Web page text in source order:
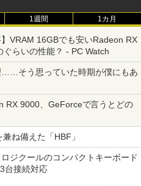
1週間 1カ月
VRAM 16GBでも安いRadeon RX
らいの性能？ - PC Watch
……そう思っていた時期が僕にもあ
RX 9000、GeForceで言うとどの
ね備えた「HBF」
ジクールのコンパクトキーボード
台接続対応